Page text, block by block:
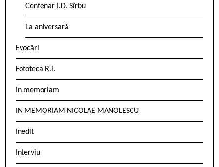
Centenar I.D. Sîrbu
La aniversară
Evocări
Fototeca R.l.
In memoriam
IN MEMORIAM NICOLAE MANOLESCU
Inedit
Interviu